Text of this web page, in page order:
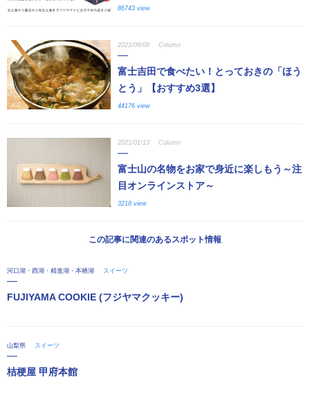
86743 view
2021/09/09 Column
富士吉田で食べたい！とっておきの「ほう
とう」【おすすめ3選】
44176 view
2021/01/13 Column
富士山の名物をお家で身近に楽しもう～注
目オンラインストア～
3218 view
この記事に関連のあるスポット情報
河口湖・西湖・精進湖・本栖湖 スイーツ
FUJIYAMA COOKIE (フジヤマクッキー)
山梨県 スイーツ
桔梗屋 甲府本館